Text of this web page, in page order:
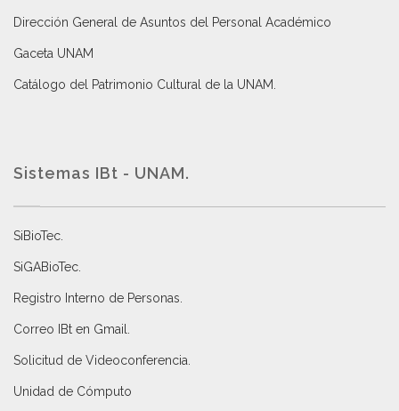
Dirección General de Asuntos del Personal Académico
Gaceta UNAM
Catálogo del Patrimonio Cultural de la UNAM.
Sistemas IBt - UNAM.
SiBioTec
SiGABioTec.
Registro Interno de Personas
Correo IBt en Gmail
Solicitud de Videoconferencia.
Unidad de Cómputo